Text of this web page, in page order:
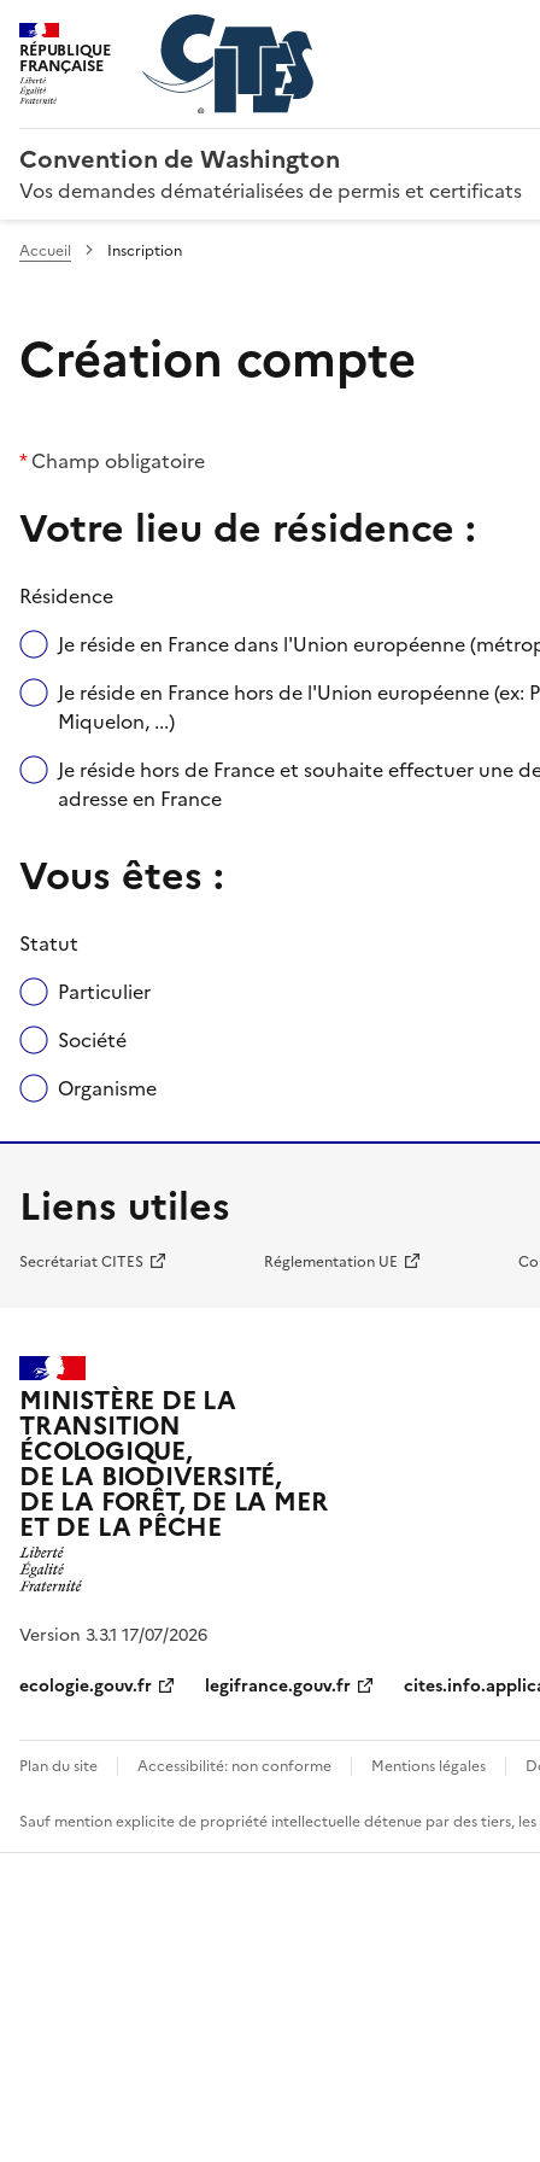
RÉPUBLIQUE
FRANÇAISE
Convention de Washington
Vos demandes dématérialisées de permis et certificats
Accueil Inscription
Création compte
*Champ obligatoire
Votre lieu de résidence :
Résidence
Je réside en France dans l'Union européenne
Je réside en France hors de l'Union européenne
Miquelon, ...)
Je réside hors de France et souhaite effectuer une
adresse en France
Vous êtes :
Statut
Particulier
Société
Organisme
Liens utiles
Secrétariat CITES Réglementation UE
MINISTÈRE DE LA
TRANSITION
ÉCOLOGIQUE,
DE LA BIODIVERSITÉ,
DE LA FORÊT, DE LA MER
ET DE LA PÊCHE
Version 3.3.1 17/07/2026
ecologie.gouv.fr
legifrance.gouv.fr
Plan du site Accessibilité: non conforme Mentions légales
Sauf mention explicite de propriété intellectuelle détenue par des tiers,